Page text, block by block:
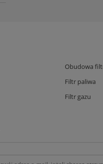
Obudowa
Filtr paliwa
Filtr gazu